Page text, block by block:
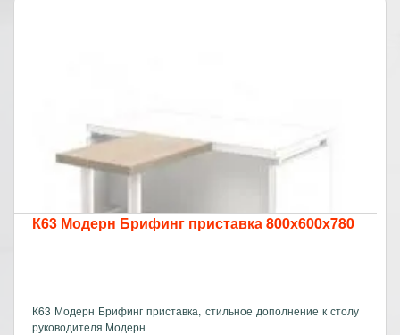
К63 Модерн Брифинг приставка 800х600х780
К63 Модерн Брифинг приставка, стильное дополнение к столу
руководителя Модерн